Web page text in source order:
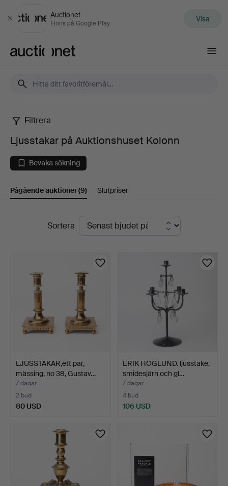
Stäng
Auctionet
Finns på Google Play Visa
Ljusstakar
på
Auktionshuset
Kolonn
Filtrera
Ljusstakar på Auktionshuset Kolonn
Bevaka sökning
Pågående auktioner(9) Slutpriser
PågåendeSortera
LJUSSTAKAR,ett par,
mässing, no 38, Gustav…
7 dagar
2 bud
80 USD
ERIK HÖGLUND. ljusstake,
smidesjärn och gl…
7 dagar
4 bud
106 USD